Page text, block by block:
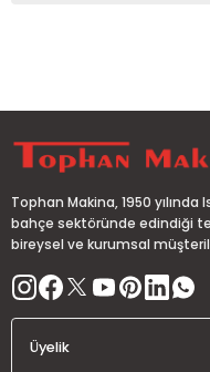
Ürün fiyatı diğer
Bu ürüne benzer farklı
Tophan Makina, 1950
bahçe sektöründe edindiği
bireysel ve kurumsal
Üyelik